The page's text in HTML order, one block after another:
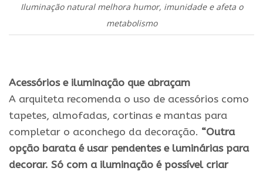
Iluminação natural melhora humor, imunidade e afeta o
metabolismo
Acessórios e iluminação que abraçam
A arquiteta recomenda o uso de acessórios como
tapetes, almofadas, cortinas e mantas para
completar o aconchego da decoração. “Outra
opção barata é usar pendentes e luminárias para
decorar. Só com a iluminação é possível criar